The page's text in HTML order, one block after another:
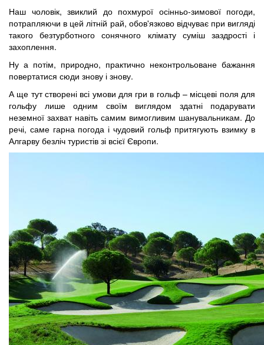
Наш чоловік, звиклий до похмурої осінньо-зимової погоди,
потрапляючи в цей літній рай, обов'язково відчуває при вигляді
такого безтурботного сонячного клімату суміш заздрості і
захоплення.
Ну а потім, природно, практично неконтрольоване бажання
повертатися сюди знову і знову.
А ще тут створені всі умови для гри в гольф – місцеві поля для
гольфу лише одним своїм виглядом здатні подарувати
неземної захват навіть самим вимогливим шанувальникам. До
речі, саме гарна погода і чудовий гольф притягують взимку в
Алгарву безліч туристів зі всієї Європи.